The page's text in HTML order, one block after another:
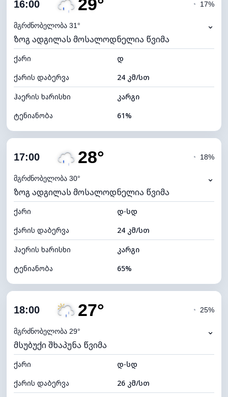
ნამის წერტილი
ხილვადობა
9 კმ
განათების ინდექსი 4 (მკრთალი)
ღრუბლის სიმაღლე 5360 მ
16:00 29°
მგრძნობელობა 31°
◔ 17%
⌄
ზოგ ადგილას მოსალოდნელია წვიმა
ქარი
დ
ქარის დაბერვა
24 კმ/სთ
ჰაერის ხარისხი
კარგი
ტენიანობა
61%
ღრუბლიანობა
ნამის წერტილი
ხილვადობა
10 კმ
განათების ინდექსი 4 (მკრთალი)
ღრუბლის სიმაღლე 5120 მ
17:00 28°
მგრძნობელობა 30°
◔ 18%
⌄
ზოგ ადგილას მოსალოდნელია წვიმა
ქარი
დ-სდ
ქარის დაბერვა
24 კმ/სთ
ჰაერის ხარისხი
კარგი
ტენიანობა
65%
ღრუბლიანობა
ნამის წერტილი
ხილვადობა
განათების ინდექსი 4 (მკრთალი)
ღრუბლის სიმაღლე 5920 მ
18:00 27°
მგრძნობელობა 29°
◔ 25%
⌄
მსუბუქი შხაპუნა წვიმა
ქარი
დ-სდ
ქარის დაბერვა
26 კმ/სთ